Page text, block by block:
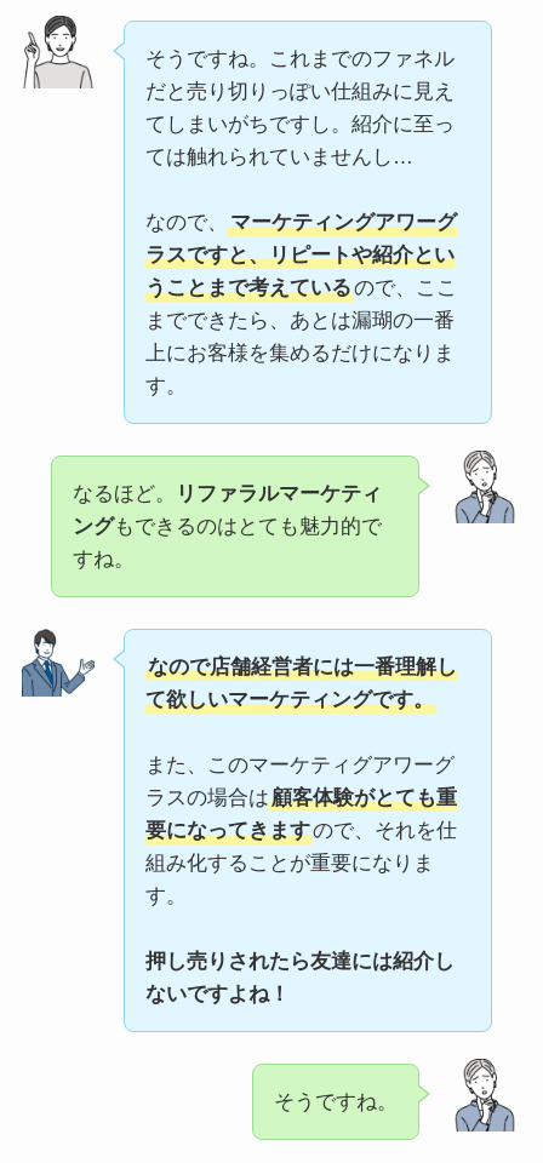
そうですね。これまでのファネル
だと売り切りっぽい仕組みに見え
てしまいがちですし。紹介に至っ
ては触れられていませんし…
なので、
マーケティングアワーグ
ラスですと、リピートや紹介とい
うことまで考えているので、ここ
までできたら、あとは漏瑚の一番
上にお客様を集めるだけになりま
す。
なるほど。
リファラルマーケティ
ングもできるのはとても魅力的で
すね。
なので店舗経営者には一番理解し
て欲しいマーケティングです。
また、このマーケティグアワーグ
ラスの場合は顧客体験がとても重
要になってきますので、それを仕
組み化することが重要になりま
す。
押し売りされたら友達には紹介し
ないですよね！
そうですね。